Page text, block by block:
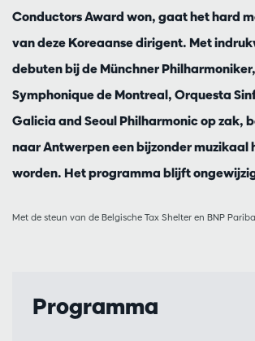
Conductors Award won, gaat het hard
van deze Koreaanse dirigent. Met
debuten bij de Münchner
Symphonique de Montreal, Orquesta
Galicia and Seoul Philharmonic op zak,
naar Antwerpen een bijzonder muzikaal
worden. Het programma blijft
Met de steun van de Belgische Tax Shelter en BNP
Programma